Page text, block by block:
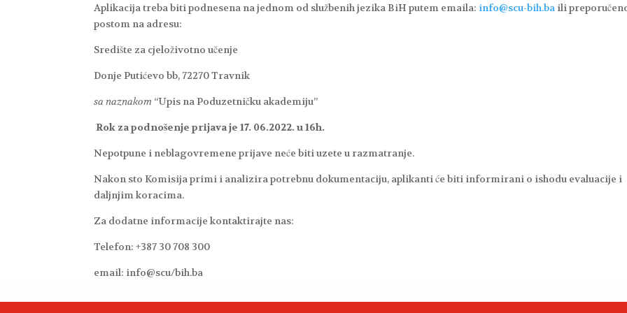
Aplikacija treba biti podnesena na jednom od službenih jezika BiH putem emaila: info@scu-bih.ba ili
postom na adresu:
Središte za cjeloživotno učenje
Donje Putićevo bb, 72270 Travnik
sa naznakom “Upis na Poduzetničku akademiju”
Rok za podnošenje prijava je 17. 06.2022. u 16h.
Nepotpune i neblagovremene prijave neće biti uzete u razmatranje.
Nakon sto Komisija primi i analizira potrebnu dokumentaciju, aplikanti će biti informirani o ishodu evaluacije i
daljnjim koracima.
Za dodatne informacije kontaktirajte nas:
Telefon: +387 30 708 300
email: info@scu/bih.ba